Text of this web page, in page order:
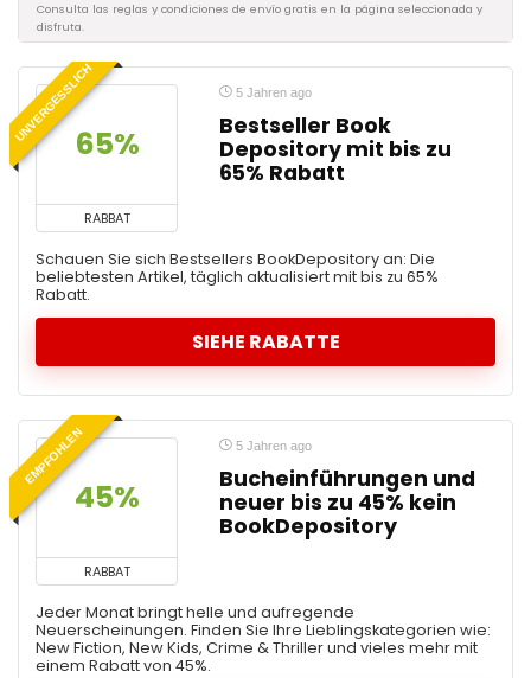
Consulta las reglas y condiciones de envío gratis en la página seleccionada y
disfruta.
UNVERGESSLICH
65%
RABBAT
5 Jahren ago
Bestseller Book
Depository mit bis zu
65% Rabatt
Schauen Sie sich Bestsellers BookDepository an: Die
beliebtesten Artikel, täglich aktualisiert mit bis zu 65%
Rabatt.
SIEHE RABATTE
EMPFOHLEN
45%
RABBAT
5 Jahren ago
Bucheinführungen und
neuer bis zu 45% kein
BookDepository
Jeder Monat bringt helle und aufregende
Neuerscheinungen. Finden Sie Ihre Lieblingskategorien wie:
New Fiction, New Kids, Crime & Thriller und vieles mehr mit
einem Rabatt von 45%.